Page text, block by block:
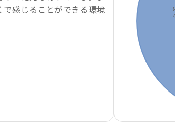
感じることができる環境